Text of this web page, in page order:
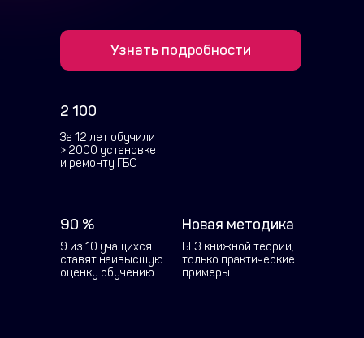
Узнать подробности
2 100
90 % Новая методика
За 12 лет обучили
> 2000 установке
и ремонту ГБО
9 из 10 учащихся
ставят наивысшую
оценку обучению
БЕЗ книжной теории,
только практические
примеры